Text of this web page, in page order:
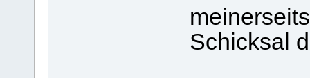
Schicksal